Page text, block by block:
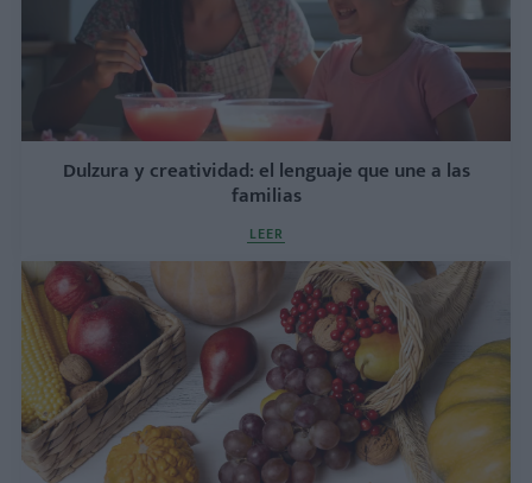
Dulzura y creatividad: el lenguaje que une a las
familias
LEER